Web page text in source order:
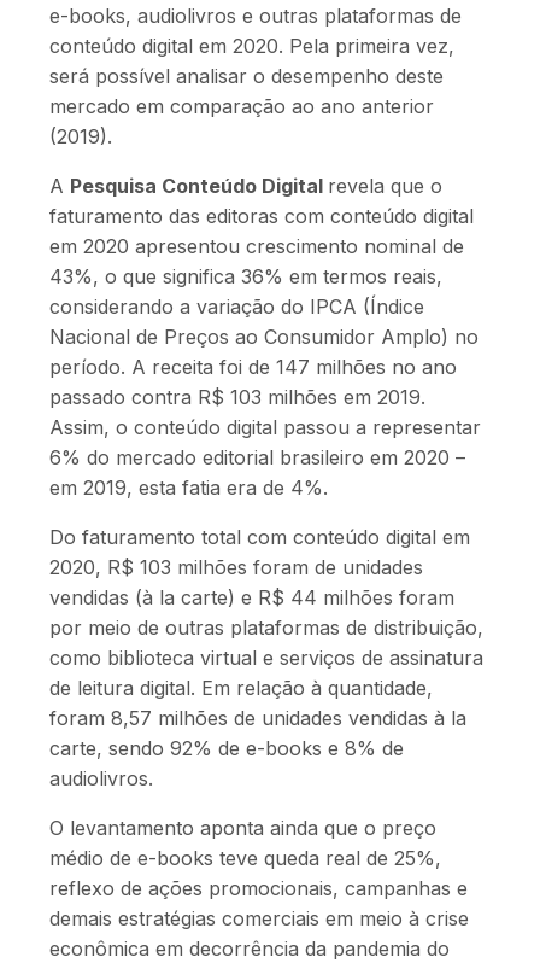
e-books, audiolivros e outras plataformas de
conteúdo digital em 2020. Pela primeira vez,
será possível analisar o desempenho deste
mercado em comparação ao ano anterior
(2019).
A Pesquisa Conteúdo Digital revela que o
faturamento das editoras com conteúdo digital
em 2020 apresentou crescimento nominal de
43%, o que significa 36% em termos reais,
considerando a variação do IPCA (Índice
Nacional de Preços ao Consumidor Amplo) no
período. A receita foi de 147 milhões no ano
passado contra R$ 103 milhões em 2019.
Assim, o conteúdo digital passou a representar
6% do mercado editorial brasileiro em 2020 –
em 2019, esta fatia era de 4%.
Do faturamento total com conteúdo digital em
2020, R$ 103 milhões foram de unidades
vendidas (à la carte) e R$ 44 milhões foram
por meio de outras plataformas de distribuição,
como biblioteca virtual e serviços de assinatura
de leitura digital. Em relação à quantidade,
foram 8,57 milhões de unidades vendidas à la
carte, sendo 92% de e-books e 8% de
audiolivros.
O levantamento aponta ainda que o preço
médio de e-books teve queda real de 25%,
reflexo de ações promocionais, campanhas e
demais estratégias comerciais em meio à crise
econômica em decorrência da pandemia do